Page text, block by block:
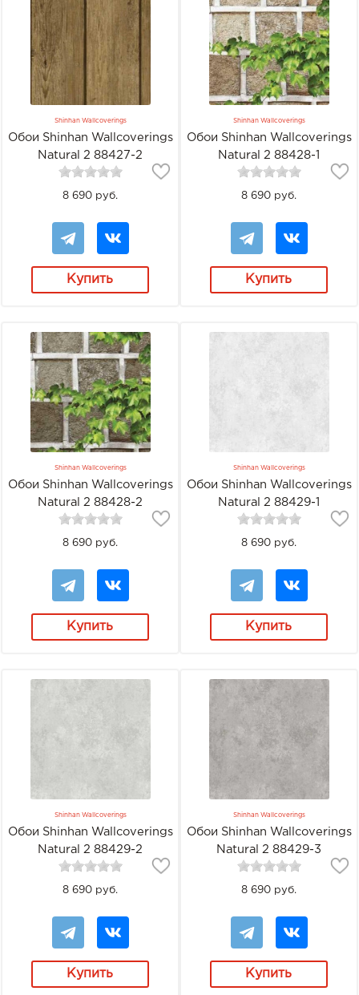
Shinhan Wallcoverings
Обои Shinhan Wallcoverings
Natural 2 88427-2
8 690 руб.
Купить
Shinhan Wallcoverings
Обои Shinhan Wallcoverings
Natural 2 88428-1
8 690 руб.
Купить
Shinhan Wallcoverings
Обои Shinhan Wallcoverings
Natural 2 88428-2
8 690 руб.
Купить
Shinhan Wallcoverings
Обои Shinhan Wallcoverings
Natural 2 88429-1
8 690 руб.
Купить
Shinhan Wallcoverings
Обои Shinhan Wallcoverings
Natural 2 88429-2
8 690 руб.
Купить
Shinhan Wallcoverings
Обои Shinhan Wallcoverings
Natural 2 88429-3
8 690 руб.
Купить